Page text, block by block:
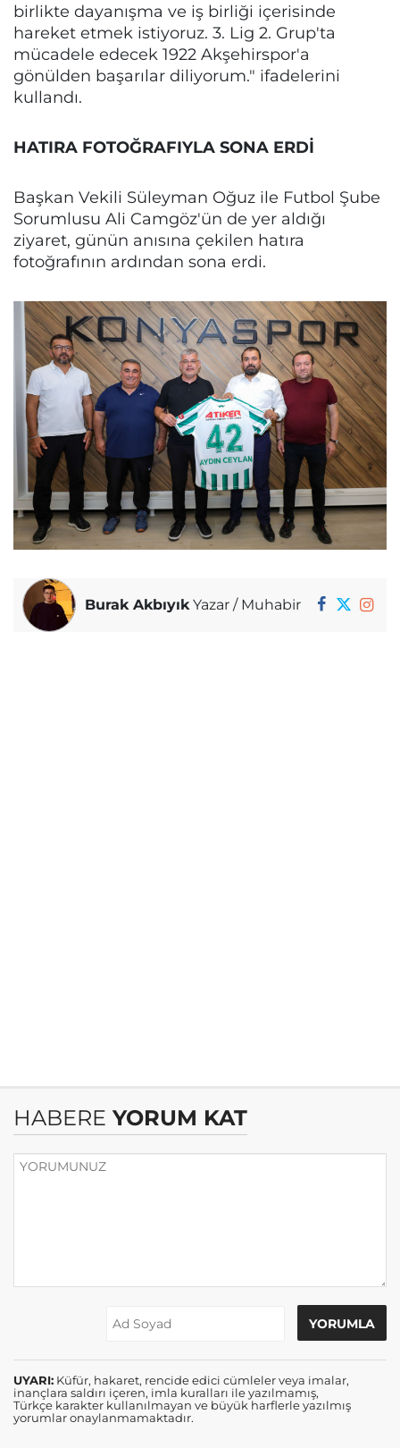
birlikte dayanışma ve iş birliği içerisinde
hareket etmek istiyoruz. 3. Lig 2. Grup'ta
mücadele edecek 1922 Akşehirspor'a
gönülden başarılar diliyorum." ifadelerini
kullandı.
HATIRA FOTOĞRAFIYLA SONA ERDİ
Başkan Vekili Süleyman Oğuz ile Futbol Şube
Sorumlusu Ali Camgöz'ün de yer aldığı
ziyaret, günün anısına çekilen hatıra
fotoğrafının ardından sona erdi.
Burak AkbıyıkYazar / Muhabir
HABERE YORUM KAT
UYARI: Küfür, hakaret, rencide edici cümleler veya imalar,
inançlara saldırı içeren, imla kuralları ile yazılmamış,
Türkçe karakter kullanılmayan ve büyük harflerle yazılmış
yorumlar onaylanmamaktadır.